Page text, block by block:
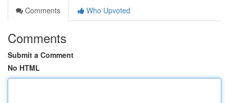
Comments
Who Upvoted
Comments
Submit a Comment
No HTML